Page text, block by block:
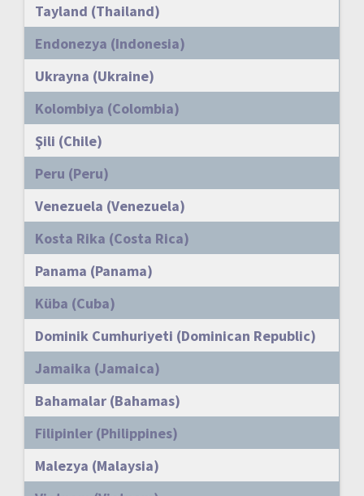
Tayland (Thailand)
Endonezya (Indonesia)
Ukrayna (Ukraine)
Kolombiya (Colombia)
Şili (Chile)
Peru (Peru)
Venezuela (Venezuela)
Kosta Rika (Costa Rica)
Panama (Panama)
Küba (Cuba)
Dominik Cumhuriyeti (Dominican Republic)
Jamaika (Jamaica)
Bahamalar (Bahamas)
Filipinler (Philippines)
Malezya (Malaysia)